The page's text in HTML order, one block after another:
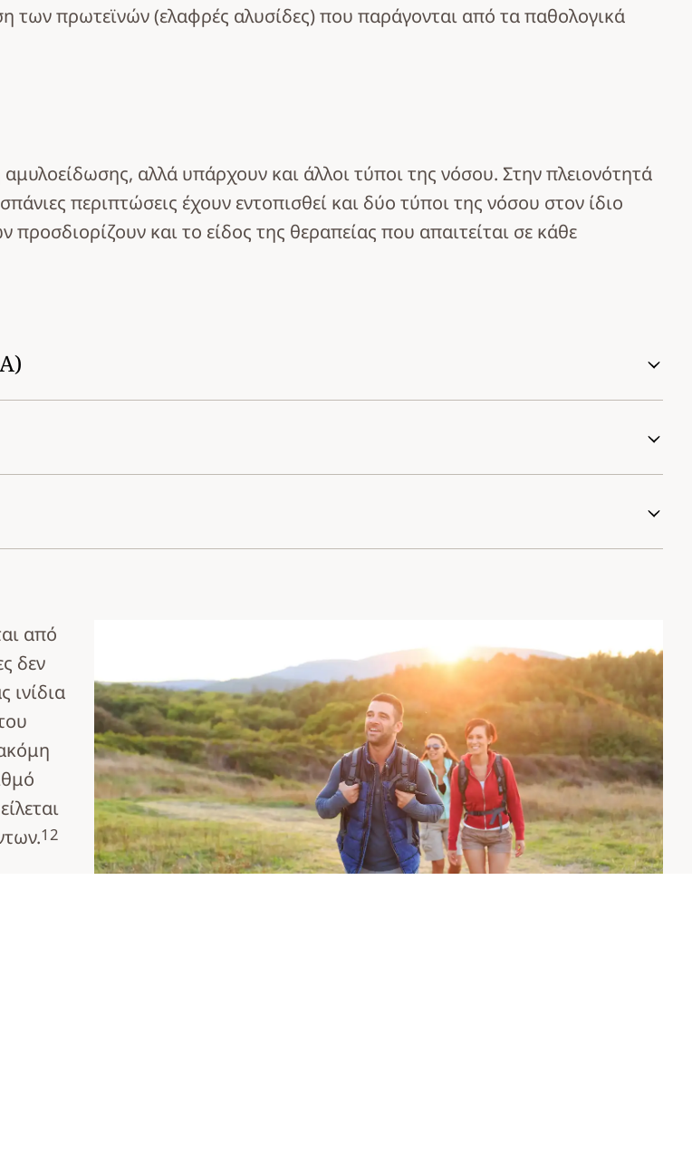
πρωτεϊνών (ελαφρές αλυσίδες) που παράγονται από τα παθολογικά
αλλά υπάρχουν και άλλοι τύποι της νόσου. Στην πλειονότητά
περιπτώσεις έχουν εντοπισθεί και δύο τύποι της νόσου στον ίδιο
και το είδος της θεραπείας που απαιτείται σε κάθε
από
δεν
ινίδια
12